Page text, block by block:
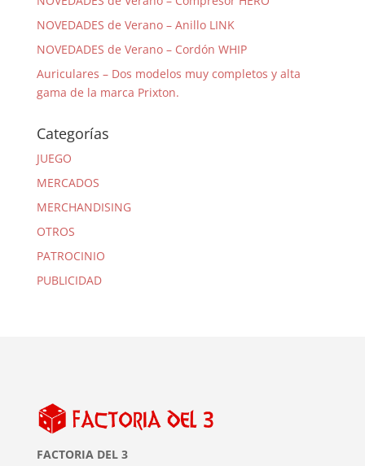
NOVEDADES de Verano – Anillo LINK
NOVEDADES de Verano – Cordón WHIP
Auriculares – Dos modelos muy completos y alta
gama de la marca Prixton.
Categorías
JUEGO
MERCADOS
MERCHANDISING
OTROS
PATROCINIO
PUBLICIDAD
FACTORIA DEL 3